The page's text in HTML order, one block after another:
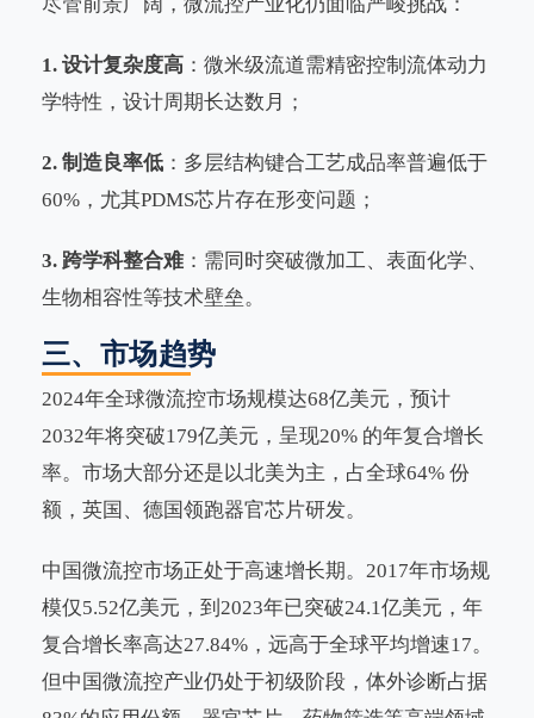
1. 设计复杂度高 ：微米级流道需精密控制流体动力
学特性，设计周期长达数月；
2. 制造良率低 ：多层结构键合工艺成品率普遍低于
60%，尤其PDMS芯片存在形变问题；
3. 跨学科整合难：需同时突破微加工、表面化学、
生物相容性等技术壁垒。
三、市场趋势
2024年全球微流控市场规模达68亿美元，预计
2032年将突破179亿美元，呈现20% 的年复合增长
率。市场大部分还是以北美为主，占全球64% 份
额，英国、德国领跑器官芯片研发。
中国微流控市场正处于高速增长期。2017年市场规
模仅5.52亿美元，到2023年已突破24.1亿美元，年
复合增长率高达27.84%，远高于全球平均增速17。
但中国微流控产业仍处于初级阶段，体外诊断占据